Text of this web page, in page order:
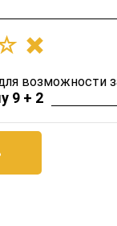
возможности
9 + 2